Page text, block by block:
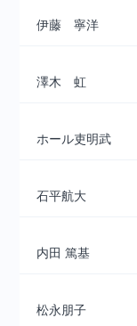
伊藤 寧洋
澤木 虹
ホール吏明武
石平航大
内田 篤基
松永朋子